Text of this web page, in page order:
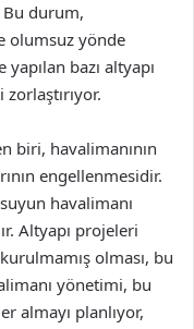
Bu durum,
olumsuz yönde
bazı altyapı
biri, havalimanının
engellenmesidir.
havalimanı
Altyapı projeleri
olması, bu
yönetimi, bu
almayı planlıyor,